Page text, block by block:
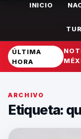
INICIO
ÚLTIMA
HORA
ARCHIVO
Etiqueta: